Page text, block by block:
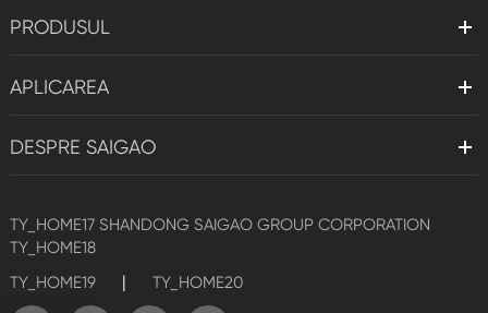
PRODUSUL
APLICAREA
DESPRE SAIGAO
TY_HOME17 SHANDONG SAIGAO GROUP CORPORATION
TY_HOME18
TY_HOME19
| TY_HOME20